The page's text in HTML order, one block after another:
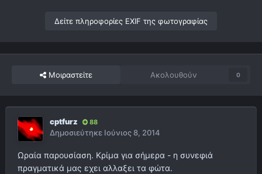
Δείτε πληροφορίες EXIF της φωτογραφίας
Μοιραστείτε Ακολουθούν 0
cptfurz 88
Δημοσιεύτηκε Ιούνιος 8, 2014
Ωραία παρουσίαση. Κρίμα για σήμερα - η συνεφιά
πραγματικά μας εχει αλλαξει τα φώτα.